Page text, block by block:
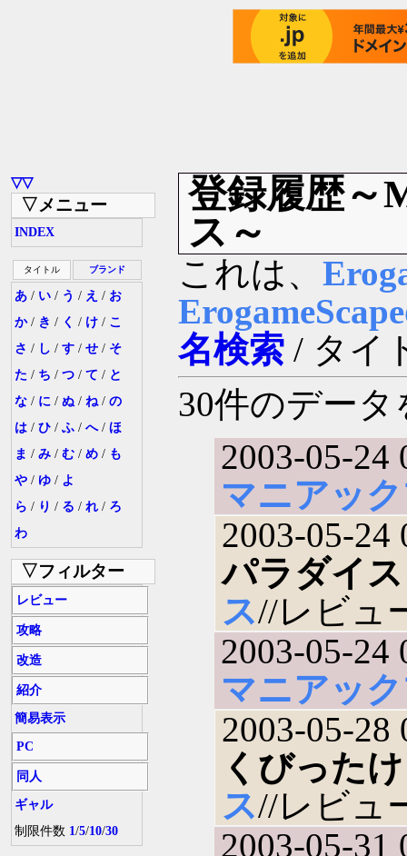
▽▽
▽メニュー
INDEX
タイトル ブランド
あ / い / う / え / お
か/ き / く / け / こ
さ / し / す / せ / そ
た / ち / つ / て / と
な / に / ぬ / ね/ の
は / ひ / ふ / へ/ ほ
ま / み / む / め / も
や / ゆ / よ
ら / り / る / れ / ろ
わ
▽フィルター
レビュー
攻略
改造
紹介
簡易表示
PC
同人
ギャル
制限件数 1/5/10/30
登録履歴～
ス～
これは、
名検索 / タイ
30件のデー
2003-05-24
マニアッ
2003-05-24
パラダイス
ス//レビュ
2003-05-24
マニアッ
2003-05-28
くびったけ
ス//レビュ
2003-05-31